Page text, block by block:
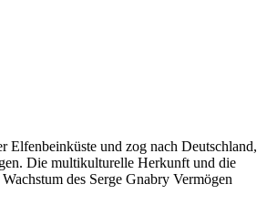
Elfenbeinküste und zog nach Deutschland,
Die multikulturelle Herkunft und die
des Serge Gnabry Vermögen